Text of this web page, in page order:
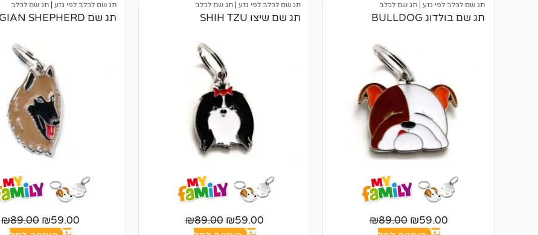
תג שם לכלב לפי גזע תג שם לכלב
תג שם בולדוג BULLDOG
₪59.00
₪89.00
תג שם לכלב לפי גזע תג שם לכלב
תג שם שיצו SHIH TZU
₪59.00
₪89.00
תג שם לכלב לפי גזע תג שם לכלב
תג שם BELGIAN SHEPHERD
₪59.00
₪89.00